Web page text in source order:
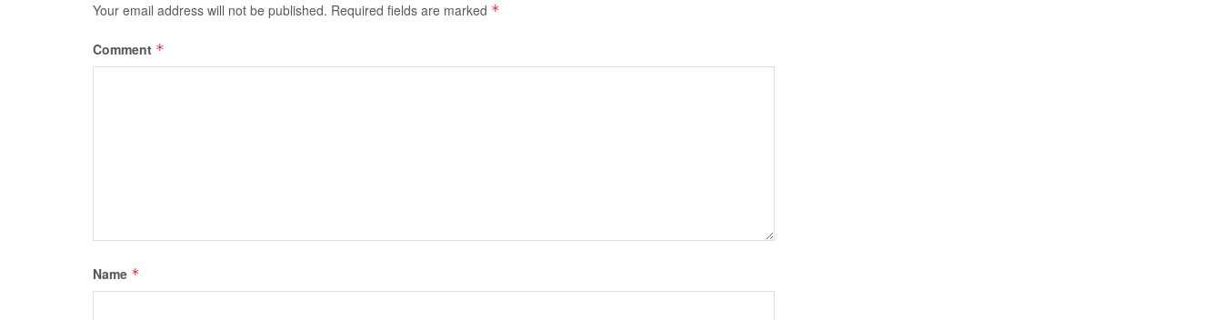
Your email address will not be published. Required fields are marked *
Comment *
Name *